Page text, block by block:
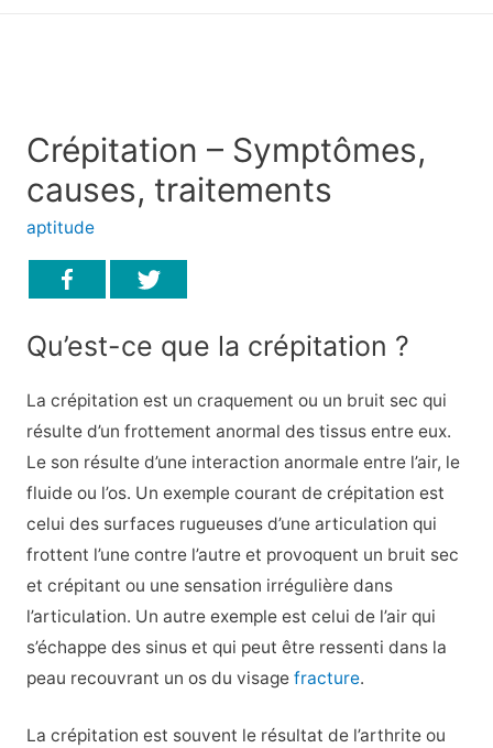
Crépitation – Symptômes,
causes, traitements
aptitude
Qu’est-ce que la crépitation ?
La crépitation est un craquement ou un bruit sec qui
résulte d’un frottement anormal des tissus entre eux.
Le son résulte d’une interaction anormale entre l’air, le
fluide ou l’os. Un exemple courant de crépitation est
celui des surfaces rugueuses d’une articulation qui
frottent l’une contre l’autre et provoquent un bruit sec
et crépitant ou une sensation irrégulière dans
l’articulation. Un autre exemple est celui de l’air qui
s’échappe des sinus et qui peut être ressenti dans la
peau recouvrant un os du visage fracture.
La crépitation est souvent le résultat de l’arthrite ou